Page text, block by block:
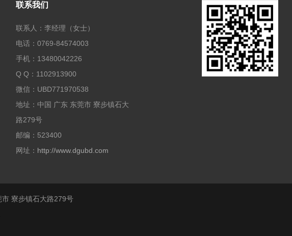
联系我们
联系人：李经理（女士）
电话：0769-84574003
手机：13480042226
Q Q：1102913900
微信：UBD771970538
地址：中国 广东 东莞市 寮步镇石大
路279号
邮编：523400
网址： http://www.dgubd.com
寮步镇石大路279号